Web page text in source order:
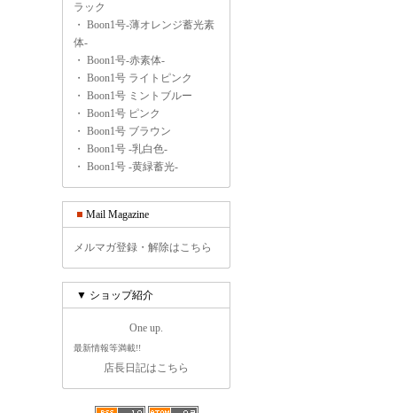
ラック
・ Boon1号-薄オレンジ蓄光素
体-
・ Boon1号-赤素体-
・ Boon1号 ライトピンク
・ Boon1号 ミントブルー
・ Boon1号 ピンク
・ Boon1号 ブラウン
・ Boon1号 -乳白色-
・ Boon1号 -黄緑蓄光-
Mail Magazine
メルマガ登録・解除はこちら
▼ ショップ紹介
One up.
最新情報等満載!!
店長日記はこちら